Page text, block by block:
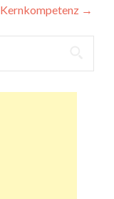
Kernkompetenz →